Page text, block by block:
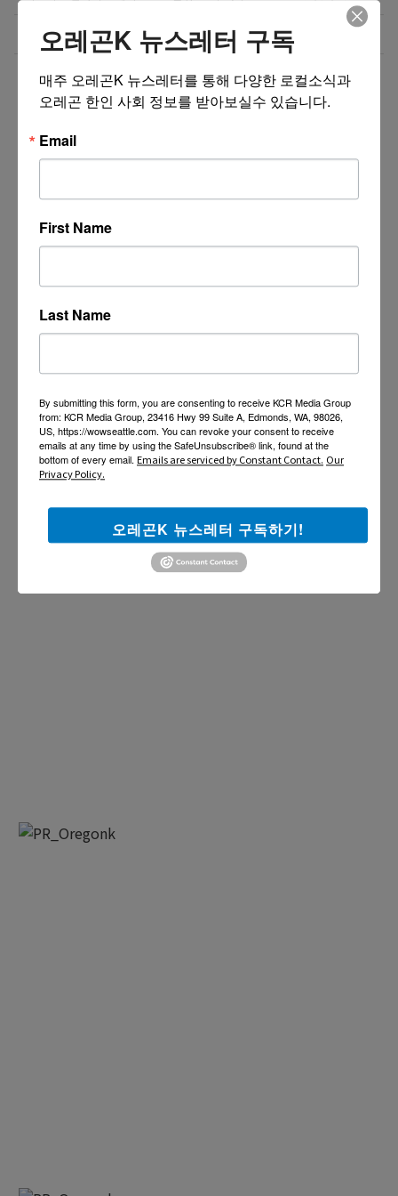
미국 비자 거절후 재신청
더보기 >>
오레곤K 뉴스레터 구독
매주 오레곤K 뉴스레터를 통해 다양한 로컬소식과
오레곤 한인 사회 정보를 받아보실수 있습니다.
Email
First Name
Last Name
By submitting this form, you are consenting to receive KCR Media Group
from: KCR Media Group, 23416 Hwy 99 Suite A, Edmonds, WA, 98026,
US, https://wowseattle.com. You can revoke your consent to receive
emails at any time by using the SafeUnsubscribe® link, found at the
bottom of every email. Emails are serviced by Constant Contact. Our
Privacy Policy.
오레곤K 뉴스레터 구독하기!